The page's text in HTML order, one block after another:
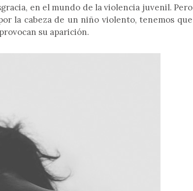
en el mundo de la violencia juvenil. Pero
la cabeza de un niño violento, tenemos que
su aparición.